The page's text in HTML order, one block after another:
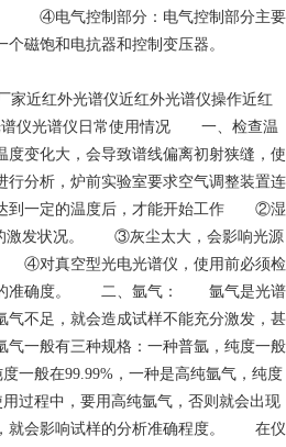
气控制部分：电气控制部分主要
磁饱和电抗器和控制变压器。
家近红外光谱仪近红外光谱仪操作近红
谱仪光谱仪日常使用情况 一、检查温
化大，会导致谱线偏离初射狭缝，使
行分析，炉前实验室要求空气调整装置连
到一定的温度后，才能开始工作 ②湿
的激发状况。 ③灰尘太大，会影响光源
④对真空型光电光谱仪，使用前必须检
的准确度。 二、氩气： 氩气是光谱
气不足，就会造成试样不能充分激发，甚
一般有三种规格：一种普氩，纯度一般
一般在99.99%，一种是高纯氩气，纯度
过程中，要用高纯氩气，否则就会出现
就会影响试样的分析准确程度。 在仪